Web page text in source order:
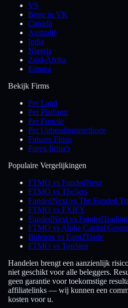
VS
Beste in VK
Canada
Australië
India
Nigeria
Zuid-Afrika
Europa
Bekijk Firms
Per Land
Per Platform
Per Functie
Per Uitbetalingsmethode
Futures Firms
Forex-firma's
Populaire Vergelijkingen
FTMO vs FundedNext
FTMO vs The5ers
FundedNext vs The Funded
FTMO vs FXIFY
FundedNext vs
FTMO vs Alpha Capital Group
Bulenox vs Earn2Trade
FTMO vs TopStep
Handelen brengt een aanzienlijk
niet geschikt voor alle beleggers.
geen garantie voor toekomstige
affiliatelinks — wij kunnen een
kosten voor u.